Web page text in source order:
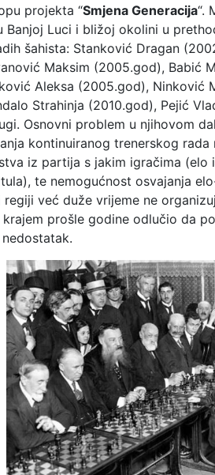
projekta “Smjena Generacija“.
Banjoj Luci i bližoj okolini u
šahista: Stanković Dragan
Maksim (2005.god), Babić
Aleksa (2005.god), Ninković
Strahinja (2010.god), Pejić
Osnovni problem u njihovom
kontinuiranog trenerskog
iz partija s jakim igračima (elo
te nemogućnost osvajanja
već duže vrijeme ne
prošle godine odlučio da